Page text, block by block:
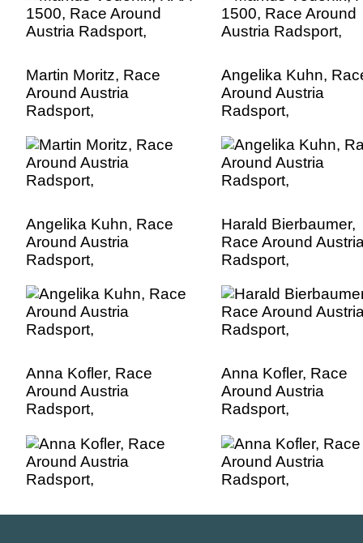
Martin Moritz, Race
Around Austria
Radsport,
Angelika Kuhn,
Around Austria
Radsport,
Angelika Kuhn, Race
Around Austria
Radsport,
Harald Bierbaumer,
Race Around
Radsport,
Anna Kofler, Race
Around Austria
Radsport,
Anna Kofler, Race
Around Austria
Radsport,